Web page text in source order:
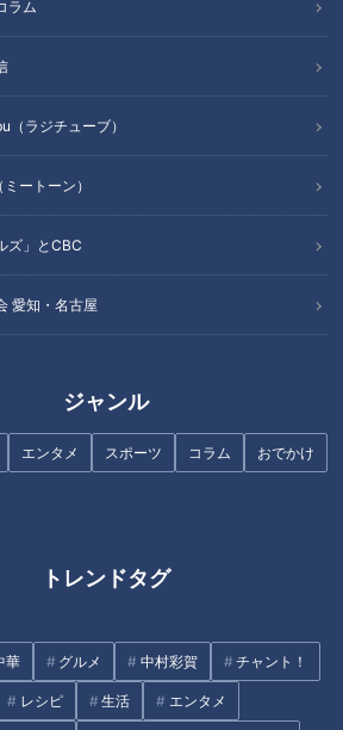
ラム
（ラジチューブ）
ートーン）
ズ」とCBC
愛知・名古屋
ジャンル
エンタメ スポーツ コラム おでかけ
トレンドタグ
華 グルメ 中村彩賀 チャント！
レシピ 生活 エンタメ
０２２年シーズン、外野手としてスタ
団時から望んでいたショート挑戦のチャ
竜党に衝撃を与えたまさかの投手転向指
シーズンを振り返るとともに、サンドラ
に答えた一言一句を届けます。
そして投手に。根尾昂、激動の２０２
語る
プライベート部門ランキング３
だから根尾昂が好きなんだ！！
ンツ
、そして投手に。根尾昂、激動